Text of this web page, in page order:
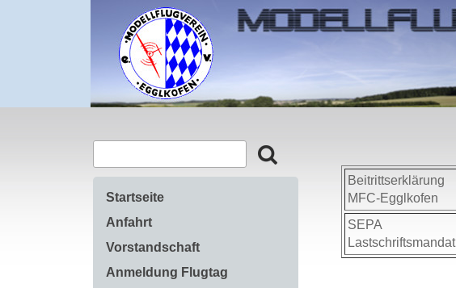
Beitrittserklärung
MFC-Egglkofen
SEPA
Lastschriftsmandat
Startseite
Anfahrt
Vorstandschaft
Anmeldung Flugtag